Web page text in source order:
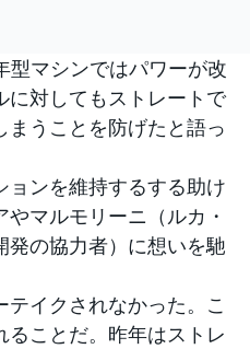
マシンではパワーが改
に対してもストレートで
うことを防げたと語っ
ョンを維持するする助け
マルモリーニ（ルカ・
発の協力者）に想いを馳
テイクされなかった。こ
ることだ。昨年はストレ